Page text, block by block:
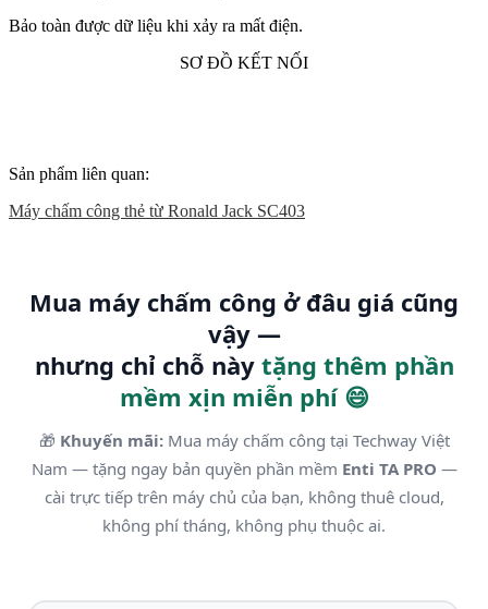
Bảo toàn được dữ liệu khi xảy ra mất điện.
SƠ ĐỒ KẾT NỐI
Sản phẩm liên quan:
Máy chấm công thẻ từ Ronald Jack SC403
Mua máy chấm công ở đâu giá cũng
vậy —
nhưng chỉ chỗ này tặng thêm phần
mềm xịn miễn phí 😄
🎁 Khuyến mãi:Mua máy chấm công tại Techway Việt
Nam — tặng ngay bản quyền phần mềm Enti TA PRO —
cài trực tiếp trên máy chủ của bạn, không thuê cloud,
không phí tháng, không phụ thuộc ai.